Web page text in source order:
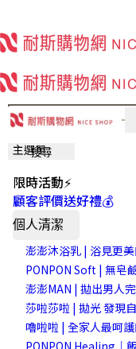
搜尋
主選單
限時活動⚡
顧客評價送好禮💰
個人清潔
澎澎沐浴乳 | 浴見更
PONPON Soft | 無皂
澎澎MAN | 拋出男人
莎啦莎啦 | 拋光 發現
嚕啦啦 | 全家人最呵